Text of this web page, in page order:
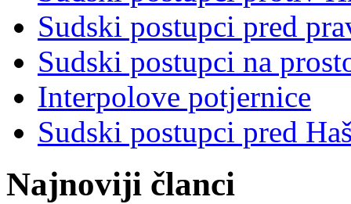
Sudski postupci pred
Sudski postupci na
Interpolove potjernice
Sudski postupci pred
Najnoviji članci